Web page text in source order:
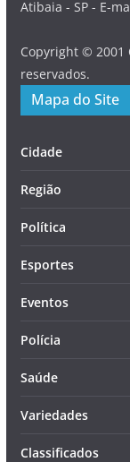
Atibaia - SP - E-
Copyright © 2001
reservados.
Mapa do Site
Cidade
Região
Política
Esportes
Eventos
Polícia
Saúde
Variedades
Classificados